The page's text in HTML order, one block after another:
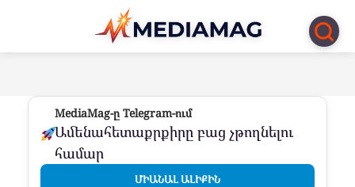
Перейти
контенту
MediaMag-ը Telegram-ում
Ամենահետաքրքիրը բաց չթողնելու
համար
ՄԻԱՆԱԼ ԱԼԻՔԻՆ